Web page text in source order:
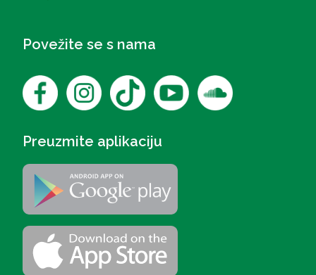
Povežite se s nama
Preuzmite aplikaciju